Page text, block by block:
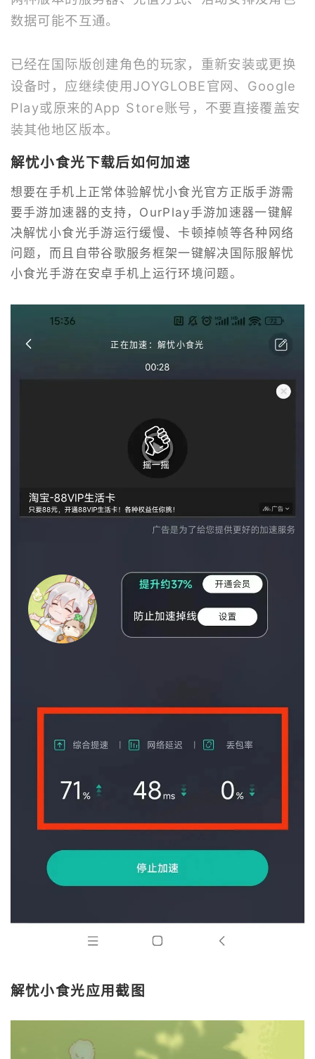
数据可能不互通。
已经在国际版创建角色的玩家，重新安装或更换
设备时，应继续使用JOYGLOBE官网、Google
Play或原来的App Store账号，不要直接覆盖安
装其他地区版本。
解忧小食光下载后如何加速
想要在手机上正常体验解忧小食光官方正版手游需
要手游加速器的支持，OurPlay手游加速器一键解
决解忧小食光手游运行缓慢、卡顿掉帧等各种网络
问题，而且自带谷歌服务框架一键解决国际服解忧
小食光手游在安卓手机上运行环境问题。
正在加速：解忧小食光
解忧小食光应用截图